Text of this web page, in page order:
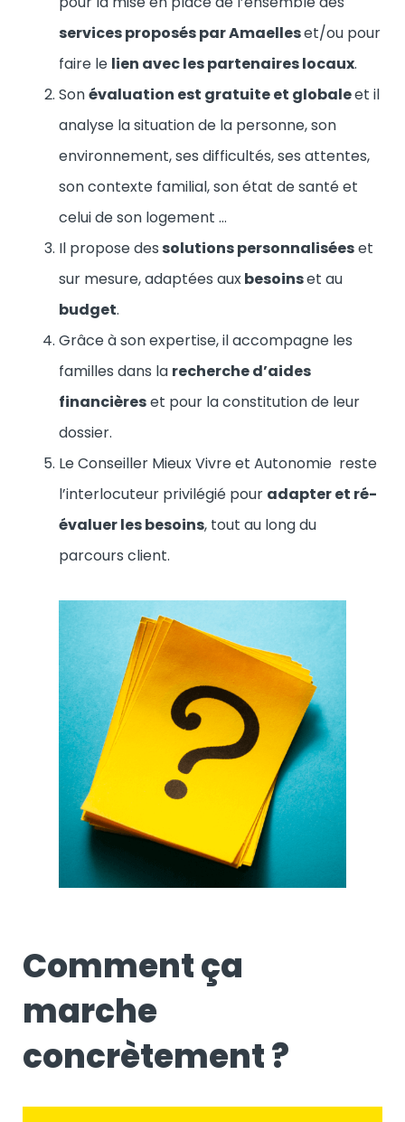
services proposés par Amaelleset/ou pour
faire le lien avec les partenaires locaux.
Sonévaluation est gratuite et globaleet il
analyse la situation de la personne, son
environnement, ses difficultés, ses attentes,
son contexte familial, son état de santé et
celui de son logement …
Il propose des solutions personnaliséeset
sur mesure, adaptées auxbesoinset au
budget.
Grâce à son expertise, il accompagne les
familles dans la recherche d’aides
financièreset pour la constitution de leur
dossier.
Le Conseiller Mieux Vivre et Autonomie reste
l’interlocuteur privilégié pour adapter et ré-
évaluer les besoins, tout au long du
parcours client.
Comment ça
marche
concrètement ?